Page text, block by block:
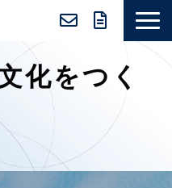
ピックス
化をつく